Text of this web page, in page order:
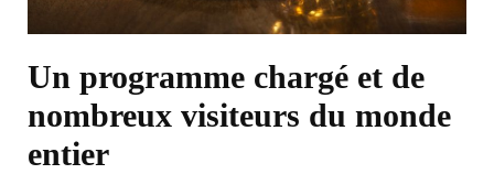
Un programme chargé et de
nombreux visiteurs du monde
entier